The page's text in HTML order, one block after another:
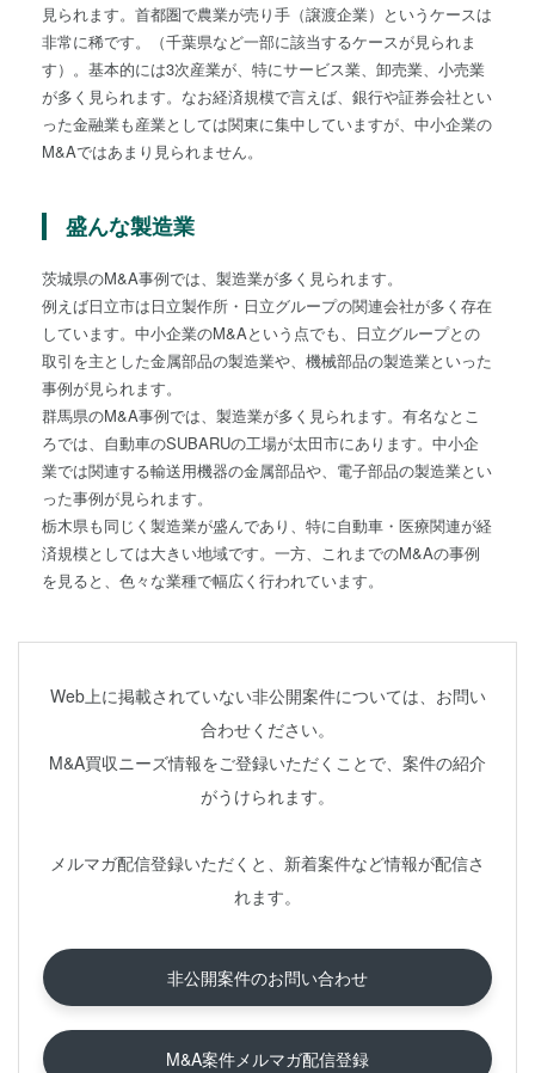
見られます。首都圏で農業が売り手（譲渡企業）というケースは
非常に稀です。（千葉県など一部に該当するケースが見られま
す）。基本的には3次産業が、特にサービス業、卸売業、小売業
が多く見られます。なお経済規模で言えば、銀行や証券会社とい
った金融業も産業としては関東に集中していますが、中小企業の
M&Aではあまり見られません。
盛んな製造業
茨城県のM&A事例では、製造業が多く見られます。
例えば日立市は日立製作所・日立グループの関連会社が多く存在
しています。中小企業のM&Aという点でも、日立グループとの
取引を主とした金属部品の製造業や、機械部品の製造業といった
事例が見られます。
群馬県のM&A事例では、製造業が多く見られます。有名なとこ
ろでは、自動車のSUBARUの工場が太田市にあります。中小企
業では関連する輸送用機器の金属部品や、電子部品の製造業とい
った事例が見られます。
栃木県も同じく製造業が盛んであり、特に自動車・医療関連が経
済規模としては大きい地域です。一方、これまでのM&Aの事例
を見ると、色々な業種で幅広く行われています。
Web上に掲載されていない非公開案件については、お問い
合わせください。
M&A買収ニーズ情報をご登録いただくことで、案件の紹介
がうけられます。
メルマガ配信登録いただくと、新着案件など情報が配信さ
れます。
非公開案件のお問い合わせ
M&A案件メルマガ配信登録